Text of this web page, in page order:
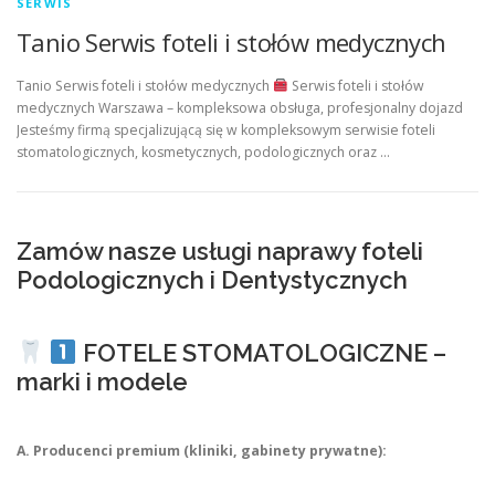
Tanio Serwis foteli i stołów medycznych
Tanio Serwis foteli i stołów medycznych
Serwis foteli i stołów
medycznych Warszawa – kompleksowa obsługa, profesjonalny dojazd
Jesteśmy firmą specjalizującą się w kompleksowym serwisie foteli
stomatologicznych, kosmetycznych, podologicznych oraz …
Zamów nasze usługi naprawy foteli
Podologicznych i Dentystycznych
FOTELE STOMATOLOGICZNE –
marki i modele
A. Producenci premium (kliniki, gabinety prywatne):